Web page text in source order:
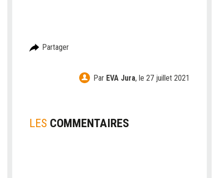
Partager
Par EVA Jura, le 27 juillet 2021
LES COMMENTAIRES